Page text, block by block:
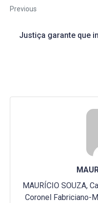
Previous
Justiça garante que
MAURÍCIO SOUZA,
Coronel Fabriciano-